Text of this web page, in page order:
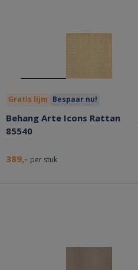
Gratis lijm Bespaar nu!
Behang Arte Icons Rattan
85540
389,- per stuk